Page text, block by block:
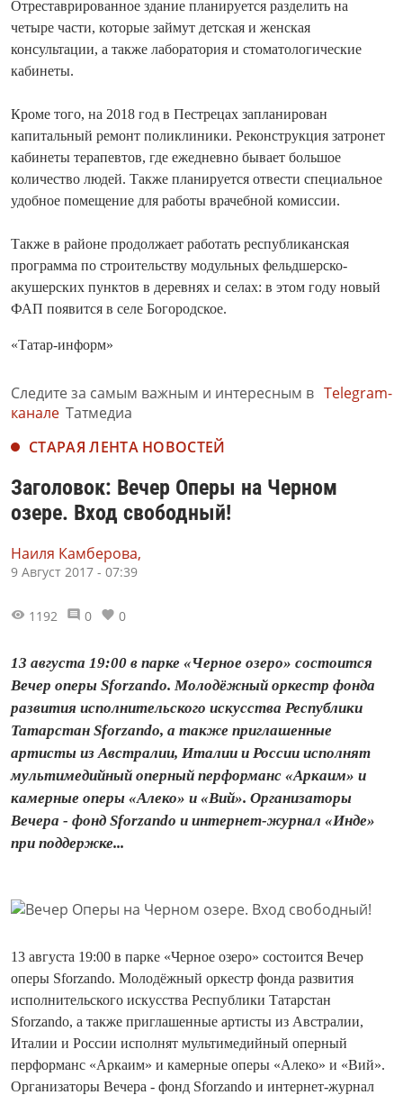
Отреставрированное здание планируется разделить на
четыре части, которые займут детская и женская
консультации, а также лаборатория и стоматологические
кабинеты.
Кроме того, на 2018 год в Пестрецах запланирован
капитальный ремонт поликлиники. Реконструкция затронет
кабинеты терапевтов, где ежедневно бывает большое
количество людей. Также планируется отвести специальное
удобное помещение для работы врачебной комиссии.
Также в районе продолжает работать республиканская
программа по строительству модульных фельдшерско-
акушерских пунктов в деревнях и селах: в этом году новый
ФАП появится в селе Богородское.
«Татар-информ»
Следите за самым важным и интересным в Telegram-
канале Татмедиа
СТАРАЯ ЛЕНТА НОВОСТЕЙ
Заголовок: Вечер Оперы на Черном
озере. Вход свободный!
Наиля Камберова,
9 Август 2017 - 07:39
1192 0 0
13 августа 19:00 в парке «Черное озеро» состоится
Вечер оперы Sforzando. Молодёжный оркестр фонда
развития исполнительского искусства Республики
Татарстан Sforzando, а также приглашенные
артисты из Австралии, Италии и России исполнят
мультимедийный оперный перформанс «Аркаим» и
камерные оперы «Алеко» и «Вий». Организаторы
Вечера - фонд Sforzando и интернет-журнал «Инде»
при поддержке...
13 августа 19:00 в парке «Черное озеро» состоится Вечер
оперы Sforzando. Молодёжный оркестр фонда развития
исполнительского искусства Республики Татарстан
Sforzando, а также приглашенные артисты из Австралии,
Италии и России исполнят мультимедийный оперный
перформанс «Аркаим» и камерные оперы «Алеко» и «Вий».
Организаторы Вечера - фонд Sforzando и интернет-журнал